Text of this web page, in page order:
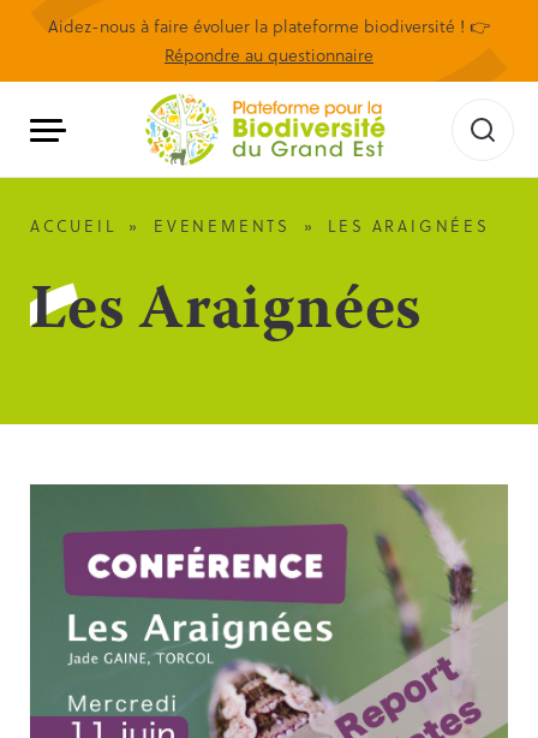
Aidez-nous à faire évoluer la plateforme biodiversité ! 👉
Répondre au questionnaire
ACCUEIL » EVENEMENTS » LES ARAIGNÉES
Les Araignées